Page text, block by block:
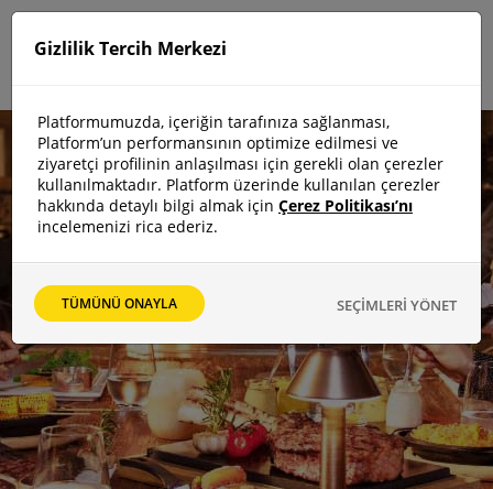
Gizlilik Tercih Merkezi
Platformumuzda, içeriğin tarafınıza sağlanması,
Platform’un performansının optimize edilmesi ve
ziyaretçi profilinin anlaşılması için gerekli olan çerezler
kullanılmaktadır. Platform üzerinde kullanılan çerezler
hakkında detaylı bilgi almak için Çerez Politikası’nı
incelemenizi rica ederiz.
TÜMÜNÜ ONAYLA SEÇİMLERİ YÖNET